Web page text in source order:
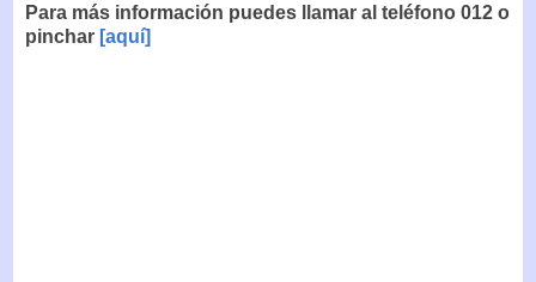
Para más información puedes llamar al teléfono 012 o
pinchar [aquí]